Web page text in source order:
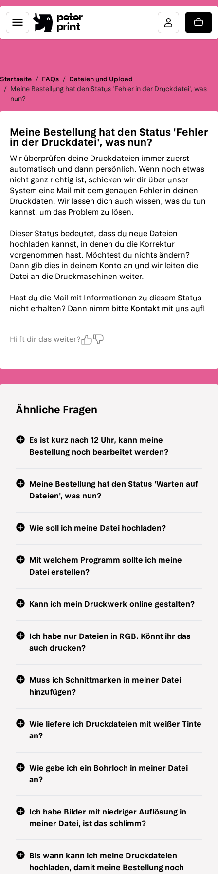
peter
print
Startseite / FAQs / Dateien und Upload
/ Meine Bestellung hat den Status 'Fehler in der Druckdatei', was
nun?
Meine Bestellung hat den Status 'Fehler
in der Druckdatei', was nun?
Wir überprüfen deine Druckdateien immer zuerst
automatisch und dann persönlich. Wenn noch etwas
nicht ganz richtig ist, schicken wir dir über unser
System eine Mail mit dem genauen Fehler in deinen
Druckdaten. Wir lassen dich auch wissen, was du tun
kannst, um das Problem zu lösen.
Dieser Status bedeutet, dass du neue Dateien
hochladen kannst, in denen du die Korrektur
vorgenommen hast. Möchtest du nichts ändern?
Dann gib dies in deinem Konto an und wir leiten die
Datei an die Druckmaschinen weiter.
Hast du die Mail mit Informationen zu diesem Status
nicht erhalten? Dann nimm bitte Kontakt mit uns auf!
Hilft dir das weiter?
Ähnliche Fragen
Es ist kurz nach 12 Uhr, kann meine
Bestellung noch bearbeitet werden?
Meine Bestellung hat den Status 'Warten auf
Dateien', was nun?
Wie soll ich meine Datei hochladen?
Mit welchem Programm sollte ich meine
Datei erstellen?
Kann ich mein Druckwerk online gestalten?
Ich habe nur Dateien in RGB. Könnt ihr das
auch drucken?
Muss ich Schnittmarken in meiner Datei
hinzufügen?
Wie liefere ich Druckdateien mit weißer Tinte
an?
Wie gebe ich ein Bohrloch in meiner Datei
an?
Ich habe Bilder mit niedriger Auflösung in
meiner Datei, ist das schlimm?
Bis wann kann ich meine Druckdateien
hochladen, damit meine Bestellung noch